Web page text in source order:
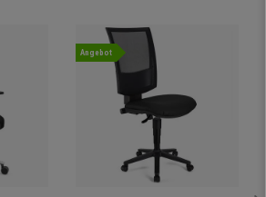
Angebot